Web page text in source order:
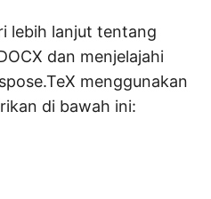
lebih lanjut tentang
dan menjelajahi
menggunakan
di bawah ini: